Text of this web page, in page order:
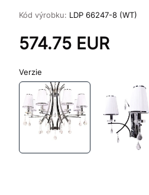
Kód výrobku: LDP 66247-8 (WT)
574.75 EUR
Verzie